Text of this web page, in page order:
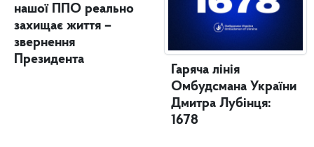
нашої ППО реально
захищає життя –
звернення
Президента
Гаряча лінія
Омбудсмана України
Дмитра Лубінця:
1678